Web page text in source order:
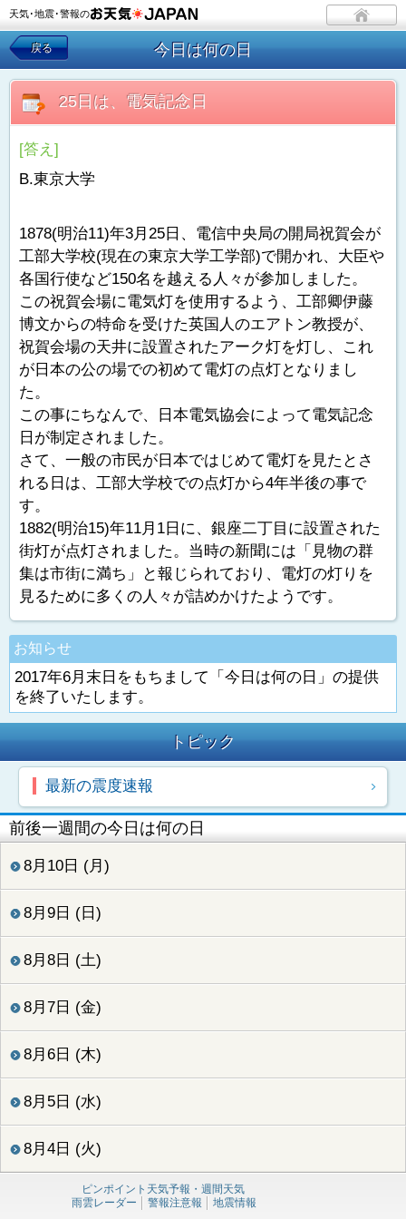
天気･地震･警報の
戻る 今日は何の日
25日は、電気記念日
[答え]
B.東京大学
1878(明治11)年3月25日、電信中央局の開局祝賀会が
工部大学校(現在の東京大学工学部)で開かれ、大臣や
各国行使など150名を越える人々が参加しました。
この祝賀会場に電気灯を使用するよう、工部卿伊藤
博文からの特命を受けた英国人のエアトン教授が、
祝賀会場の天井に設置されたアーク灯を灯し、これ
が日本の公の場での初めて電灯の点灯となりまし
た。
この事にちなんで、日本電気協会によって電気記念
日が制定されました。
さて、一般の市民が日本ではじめて電灯を見たとさ
れる日は、工部大学校での点灯から4年半後の事で
す。
1882(明治15)年11月1日に、銀座二丁目に設置された
街灯が点灯されました。当時の新聞には「見物の群
集は市街に満ち」と報じられており、電灯の灯りを
見るために多くの人々が詰めかけたようです。
お知らせ
2017年6月末日をもちまして「今日は何の日」の提供
を終了いたします。
トピック
最新の震度速報
前後一週間の今日は何の日
8月10日 (月)
8月9日 (日)
8月8日 (土)
8月7日 (金)
8月6日 (木)
8月5日 (水)
8月4日 (火)
ピンポイント天気予報・週間天気
雨雲レーダー
警報注意報 地震情報